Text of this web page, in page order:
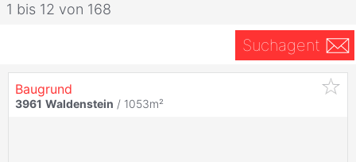
1 bis 12 von 168
Suchagent
Baugrund
3961 Waldenstein / 1053m²